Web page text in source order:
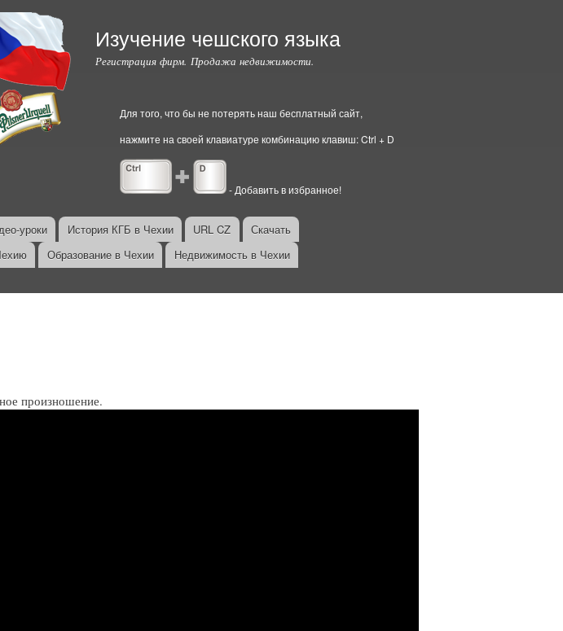
к
Изучение чешского языка
Регистрация фирм. Продажа недвижимости.
Для того, что бы не потерять наш бесплатный сайт,
нажмите на своей клавиатуре комбинацию клавиш: Ctrl + D
- Добавить в избранное!
уроки История КГБ в Чехии URL CZ
Скачать
Образование в Чехии
Недвижимость в Чехии
произношение.